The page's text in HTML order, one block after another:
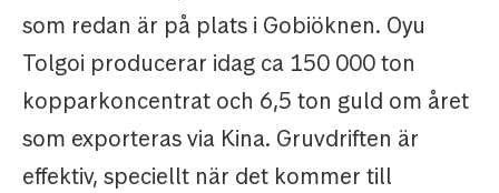
som redan är på plats i Gobiöknen. Oyu
Tolgoi producerar idag ca 150 000 ton
kopparkoncentrat och 6,5 ton guld om året
som exporteras via Kina. Gruvdriften är
effektiv, speciellt när det kommer till